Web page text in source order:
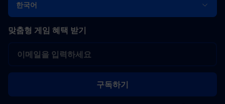
한국어
맞춤형 게임 혜택 받기
구독하기